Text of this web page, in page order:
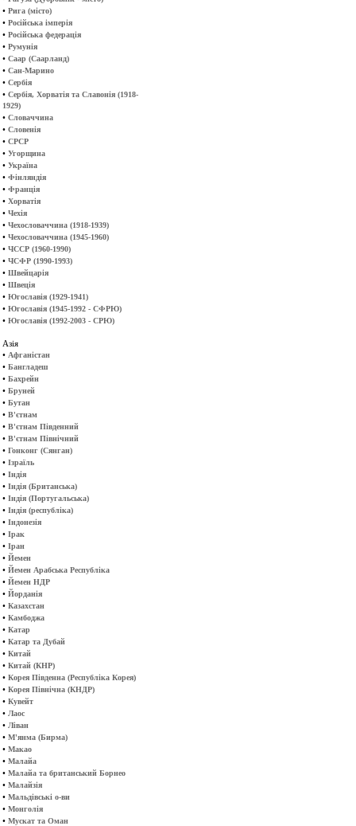
• Рига (місто)
• Російська імперія
• Російська федерація
• Румунія
• Саар (Саарланд)
• Сан-Марино
• Сербія
• Сербія, Хорватія та Славонія (1918-
1929)
• Словаччина
• Словенія
• СРСР
• Угорщина
• Україна
• Фінляндія
• Франція
• Хорватія
• Чехія
• Чехословаччина (1918-1939)
• Чехословаччина (1945-1960)
• ЧССР (1960-1990)
• ЧСФР (1990-1993)
• Швейцарія
• Швеція
• Югославія (1929-1941)
• Югославія (1945-1992 - СФРЮ)
• Югославія (1992-2003 - СРЮ)
Азія
• Афганістан
• Бангладеш
• Бахрейн
• Бруней
• Бутан
• В'єтнам
• В'єтнам Південний
• В'єтнам Північний
• Гонконг (Сянган)
• Ізраїль
• Індія
• Індія (Британська)
• Індія (Португальська)
• Індія (республіка)
• Індонезія
• Ірак
• Іран
• Йемен
• Йемен Арабська Республіка
• Йемен НДР
• Йорданія
• Казахстан
• Камбоджа
• Катар
• Катар та Дубай
• Китай
• Китай (КНР)
• Корея Південна (Республіка Корея)
• Корея Північна (КНДР)
• Кувейт
• Лаос
• Ліван
• М'янма (Бирма)
• Макао
• Малайа
• Малайа та британський Борнео
• Малайзія
• Мальдівські о-ви
• Монголія
• Мускат та Оман